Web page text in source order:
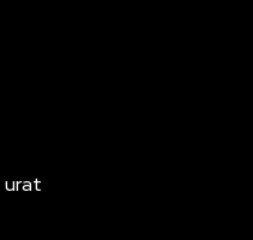
urat